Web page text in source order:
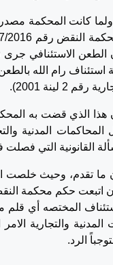
المحكمة مصدرة
2 لينة 2001).
قضت به المحكمة
المحاكمات
القانونية التي فصلت
وحيث خلصت
اتبعت حكم محكمة
والتجارية
مستوجباً الرد.